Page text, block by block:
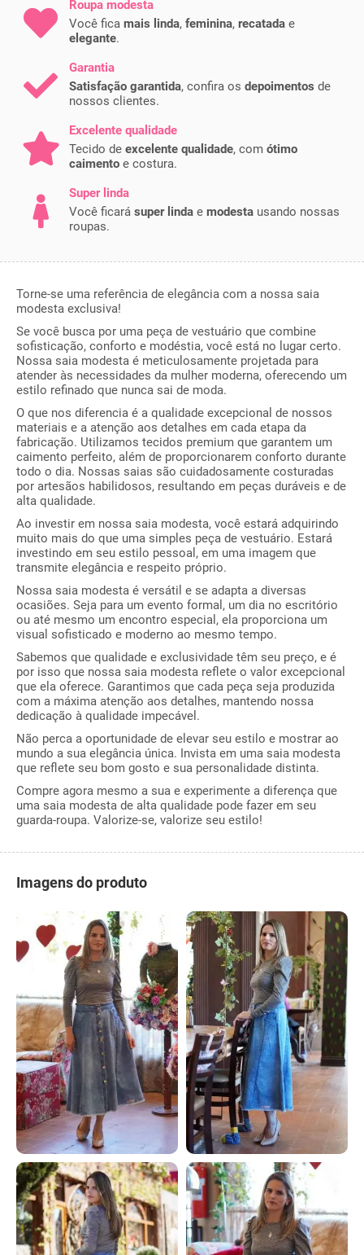
Roupa modesta
Você fica mais linda, feminina, recatada e
elegante.
Garantia
Satisfação garantida, confira os depoimentos de
nossos clientes.
Excelente qualidade
Tecido de excelente qualidade, com ótimo
caimento e costura.
Super linda
Você ficará super linda e modesta usando nossas
roupas.
Torne-se uma referência de elegância com a nossa saia
modesta exclusiva!
Se você busca por uma peça de vestuário que combine
sofisticação, conforto e modéstia, você está no lugar certo.
Nossa saia modesta é meticulosamente projetada para
atender às necessidades da mulher moderna, oferecendo um
estilo refinado que nunca sai de moda.
O que nos diferencia é a qualidade excepcional de nossos
materiais e a atenção aos detalhes em cada etapa da
fabricação. Utilizamos tecidos premium que garantem um
caimento perfeito, além de proporcionarem conforto durante
todo o dia. Nossas saias são cuidadosamente costuradas
por artesãos habilidosos, resultando em peças duráveis e de
alta qualidade.
Ao investir em nossa saia modesta, você estará adquirindo
muito mais do que uma simples peça de vestuário. Estará
investindo em seu estilo pessoal, em uma imagem que
transmite elegância e respeito próprio.
Nossa saia modesta é versátil e se adapta a diversas
ocasiões. Seja para um evento formal, um dia no escritório
ou até mesmo um encontro especial, ela proporciona um
visual sofisticado e moderno ao mesmo tempo.
Sabemos que qualidade e exclusividade têm seu preço, e é
por isso que nossa saia modesta reflete o valor excepcional
que ela oferece. Garantimos que cada peça seja produzida
com a máxima atenção aos detalhes, mantendo nossa
dedicação à qualidade impecável.
Não perca a oportunidade de elevar seu estilo e mostrar ao
mundo a sua elegância única. Invista em uma saia modesta
que reflete seu bom gosto e sua personalidade distinta.
Compre agora mesmo a sua e experimente a diferença que
uma saia modesta de alta qualidade pode fazer em seu
guarda-roupa. Valorize-se, valorize seu estilo!
Imagens do produto